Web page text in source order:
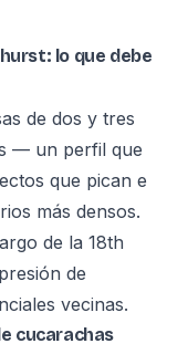
lo que debe
de dos y tres
— un perfil que
que pican e
más densos.
de la 18th
de
vecinas.
cucarachas